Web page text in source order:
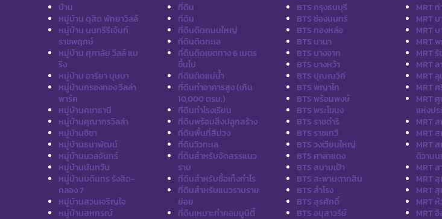
บ้าน
หมู่บ้าน ดุสิต พัทยาวิลล์
หมู่บ้าน นนทรีรีเจ้นท์
ราชพฤกษ์
หมู่บ้าน ศุภาลัย วิลล์ แบ
ริ่ง
หมู่บ้าน อารียา บุษบา
หมู่บ้านกรองทอง วิลล่า
พาร์ค
หมู่บ้านคชาธานี
หมู่บ้านคุณากรวิลล่า
หมู่บ้านชิชา
หมู่บ้านธนาพัฒน์
หมู่บ้านนวลจันทร์
หมู่บ้านนันทวัน
หมู่บ้านบดินทร รังสิต-
คลอง 7
หมู่บ้านสวนเจริญใจ
หมู่บ้านสหกรณ์
ที่ดิน
ที่ดิน
ที่ดินติดถนนใหญ่
ที่ดินติดทะเล
ที่ดินติดเขตทาง 6 เมตร
ขึ้นไป
ที่ดินติดแม่น้ำ
ที่ดินทำอาคารสูง (เกิน
10,000 ตรม.)
ที่ดินทำโรงเรียน
ที่ดินพร้อมสิ่งปลูกสร้าง
ที่ดินพื้นที่สีม่วง
ที่ดินวิวทะเล
ที่ดินสำหรับจัดสรรแนว
ราบ
ที่ดินสำหรับซื้อเก็งกำไร
ที่ดินสำหรับแนวราบราย
ย่อย
ที่ดินเหมาะทำคอมมูนิตี้
BTS กรุงธนบุรี
BTS ช่องนนทรี
BTS ทองหล่อ
BTS นานา
BTS บางจาก
BTS บางหว้า
BTS ปุณณวิถี
BTS พญาไท
BTS พร้อมพงษ์
BTS พระโขนง
BTS ราชดำริ
BTS ราชเทวี
BTS วงเวียนใหญ่
BTS ศาลาแดง
BTS สนามเป้า
BTS สะพานตากสิน
BTS สำโรง
BTS สุรศักดิ์
BTS อนุสาวรีย์
MRT ท่
MRT
MRT
MRT
MRT
MRT ล
MRT
MRT ศ
MRT
แห่งปร
MRT
MRT
MRT
ติวาน
MRT
MRT
MRT
MRT
MRT